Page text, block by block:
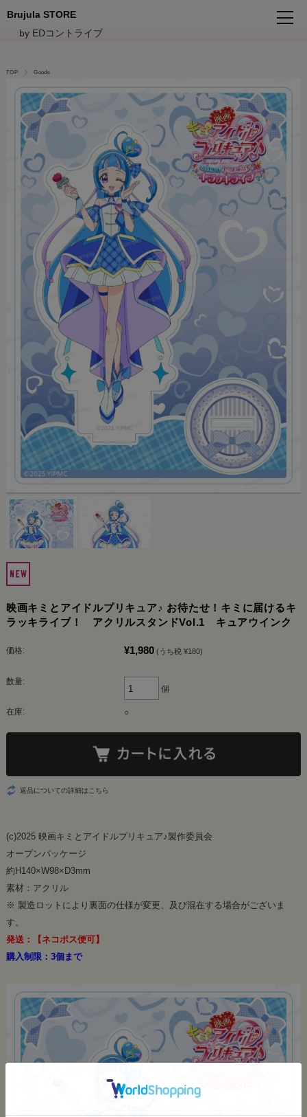
Brujula STORE
by EDコントライブ
TOP Goods
映画キミとアイドルプリキュア♪ お待たせ！キミに届けるキ
ラッキライブ！ アクリルスタンドVol.1 キュアウインク
価格: ¥1,980 (うち税 ¥180)
数量:
個
在庫: ○
返品についての詳細はこちら
(c)2025 映画キミとアイドルプリキュア♪製作委員会
オープンパッケージ
約H140×W98×D3mm
素材：アクリル
※ 製造ロットにより裏面の仕様が変更、及び混在する場合がございま
す。
発送：【ネコポス便可】
購入制限：3個まで